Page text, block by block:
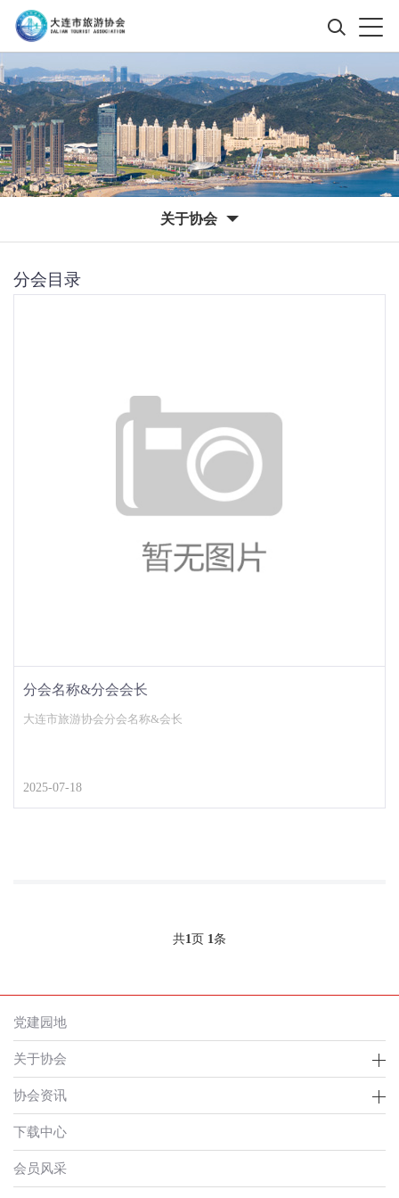
关于协会
分会目录
分会名称&分会会长
大连市旅游协会分会名称&会长
2025-07-18
共1页 1条
党建园地
关于协会
协会资讯
下载中心
会员风采